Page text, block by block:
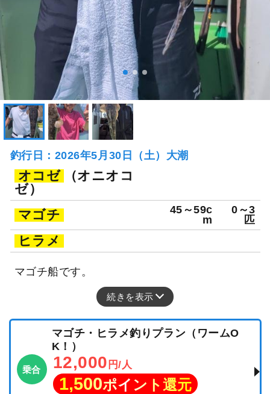
釣行日：2026年5月30日（土）大潮
オコゼ
（オニオコ
ゼ）
マゴチ
45～59c
m
0～3
匹
ヒラメ
マゴチ船です。
続きを表示
乗合
マゴチ・ヒラメ釣りプラン（ワームO
K！）
12,000 円/人
1,500ポイント還元